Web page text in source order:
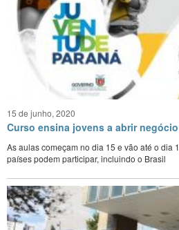
15 de junho, 2020
Curso ensina jovens a abrir
As aulas começam no dia 15 e vão até o dia
países podem participar, incluindo o Brasil